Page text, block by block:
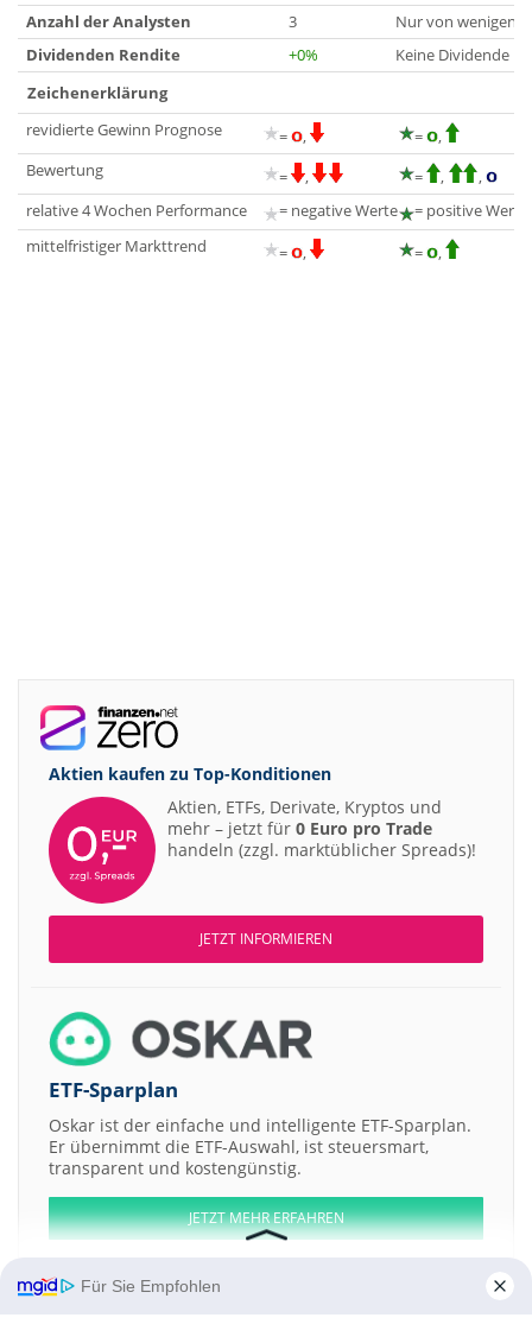
Anzahl der Analysten
3
Nur von wenigen
Dividenden Rendite
+0%
Keine Dividende
Zeichenerklärung
revidierte Gewinn Prognose
= , =
,
Bewertung
= , = ,
,
relative 4 Wochen Performance
= negative Werte
= positive Werte
mittelfristiger Markttrend
= , = ,
Aktien kaufen zu Top-Konditionen
Aktien, ETFs, Derivate, Kryptos und
mehr – jetzt für 0 Euro pro Trade
handeln (zzgl. marktüblicher Spreads)!
JETZT INFORMIEREN
ETF-Sparplan
Oskar ist der einfache und intelligente ETF-Sparplan.
Er übernimmt die ETF-Auswahl, ist steuersmart,
transparent und kostengünstig.
JETZT MEHR ERFAHREN
Für Sie Empfohlen